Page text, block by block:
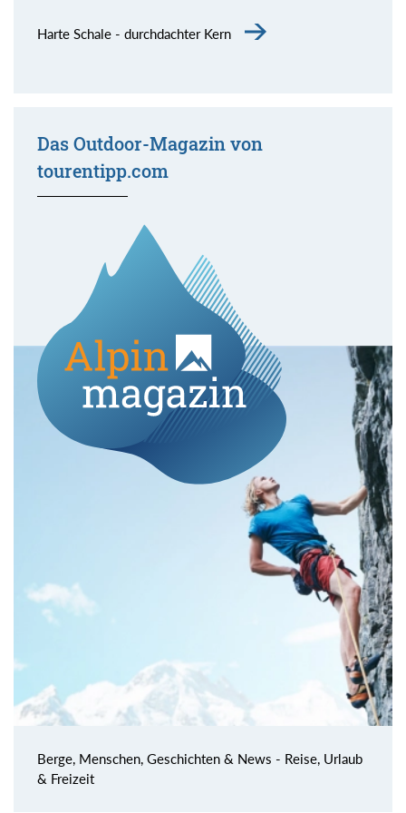
Harte Schale - durchdachter Kern
Das Outdoor-Magazin von
tourentipp.com
Berge, Menschen, Geschichten & News - Reise, Urlaub
& Freizeit